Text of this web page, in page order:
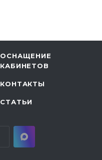
ОСНАЩЕНИЕ
КАБИНЕТОВ
КОНТАКТЫ
СТАТЬИ